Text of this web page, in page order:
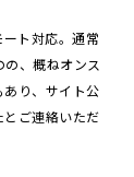
ト対応。通常
、概ねオンス
り、サイト公
ご連絡いただ